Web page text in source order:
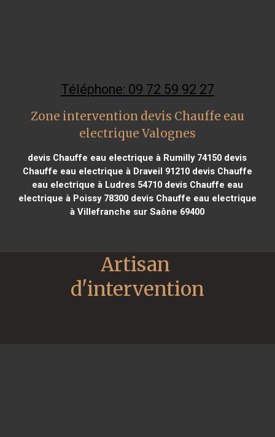
Téléphone: 09 72 59 92 27
Zone intervention devis Chauffe eau
electrique Valognes
devis Chauffe eau electrique à Rumilly 74150 devis
Chauffe eau electrique à Draveil 91210devis Chauffe
eau electrique à Ludres 54710devis Chauffe eau
electrique à Poissy 78300devis Chauffe eau electrique
à Villefranche sur Saône 69400
Artisan
d'intervention